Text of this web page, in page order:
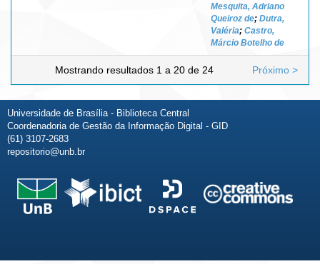
Mesquita, Adriano
Queiroz de; Dutra,
Valéria; Castro,
Márcio Botelho de
Mostrando resultados 1 a 20 de 24 Próximo >
Universidade de Brasília - Biblioteca Central
Coordenadoria de Gestão da Informação Digital - GID
(61) 3107-2683
repositorio@unb.br